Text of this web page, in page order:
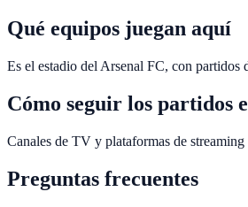
Qué equipos juegan aquí
Es el estadio del Arsenal FC, con partidos
Cómo seguir los partidos
Canales de TV y plataformas de
Preguntas frecuentes